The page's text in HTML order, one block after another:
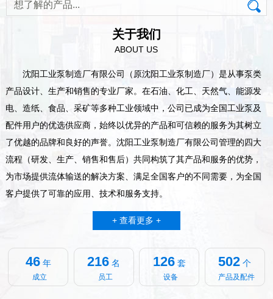
关于我们
ABOUT US
沈阳工业泵制造厂有限公司（原沈阳工业泵制造厂）是从事泵类
产品设计、生产和销售的专业厂家。在石油、化工、天然气、能源发
电、造纸、食品、采矿等多种工业领域中，公司已成为全国工业泵及
配件用户的优选供应商，始终以优异的产品和可信赖的服务为其树立
了优越的品牌和良好的声誉。沈阳工业泵制造厂有限公司管理的四大
流程（研发、生产、销售和售后）共同构筑了其产品和服务的优势，
为市场提供流体输送的解决方案、满足全国客户的不同需要，为全国
客户提供了可靠的应用、技术和服务支持。
+ 查看更多 +
46年
成立
216 名
员工
126套
设备
502 个
产品及配件